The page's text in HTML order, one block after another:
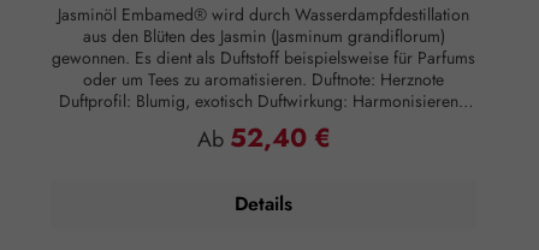
Jasminöl Embamed® wird durch Wasserdampfdestillation
aus den Blüten des Jasmin (Jasminum grandiflorum)
gewonnen. Es dient als Duftstoff beispielsweise für Parfums
oder um Tees zu aromatisieren. Duftnote: Herznote
Duftprofil: Blumig, exotisch Duftwirkung: Harmonisierend
Hautwirkung: Hautberuhigend Anwendung: Kosmetikum zur
Aromapflege der Haut Anwendungsempfehlung: Maximal 5Regulärer Preis:
Ab 52,40 €
Details